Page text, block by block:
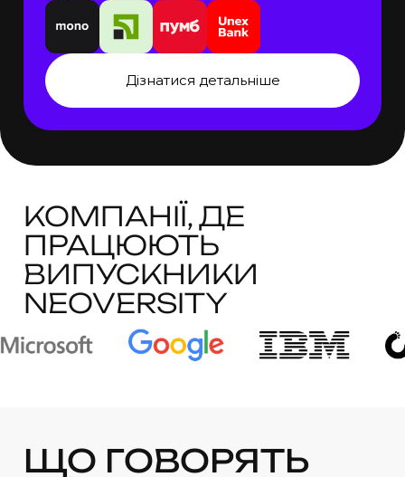
Дізнатися детальніше
КОМПАНІЇ, ДЕ
ПРАЦЮЮТЬ
ВИПУСКНИКИ
NEOVERSITY
ЩО ГОВОРЯТЬ